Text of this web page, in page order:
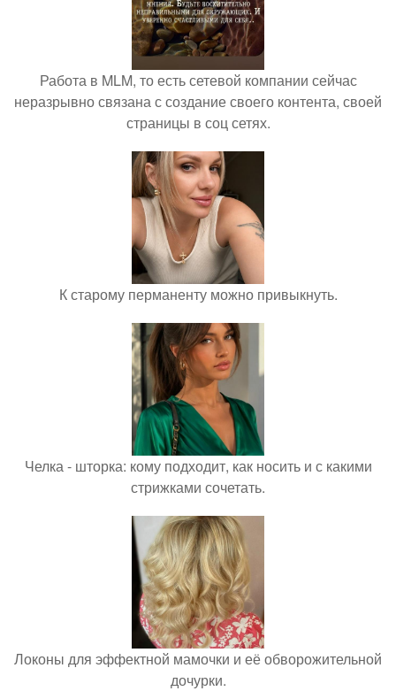
Работа в MLM, то есть сетевой компании сейчас
неразрывно связана с создание своего контента, своей
страницы в соц сетях.
К старому перманенту можно привыкнуть.
Челка - шторка: кому подходит, как носить и с какими
стрижками сочетать.
Локоны для эффектной мамочки и её обворожительной
дочурки.